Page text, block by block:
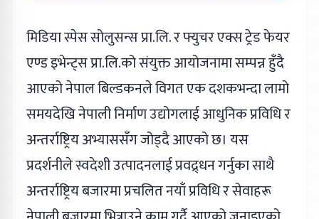
मिडिया स्पेस सोलुसन्स प्रा.लि. र फ्युचर एक्स ट्रेड फेयर
एण्ड इभेन्ट्स प्रा.लि.को संयुक्त आयोजनामा सम्पन्न हुँदै
आएको नेपाल बिल्डकनले विगत एक दशकभन्दा लामो
समयदेखि नेपाली निर्माण उद्योगलाई आधुनिक प्रविधि र
अन्तर्राष्ट्रिय अभ्याससँग जोड्दै आएको छ। यस
प्रदर्शनीले स्वदेशी उत्पादनलाई प्रवद्र्धन गर्नुका साथै
अन्तर्राष्ट्रिय बजारमा प्रचलित नयाँ प्रविधि र सेवाहरू